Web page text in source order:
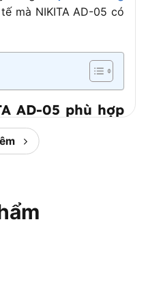
mà NIKITA AD-05 có
AD-05 phù hợp